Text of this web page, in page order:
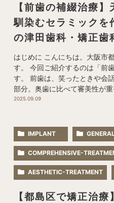
【前歯の補綴治療
馴染むセラミックを
の津田歯科・矯正歯
はじめに こんにちは。大阪市
す。 今回ご紹介するのは「前
す。 前歯は、笑ったときや会
部分。奥歯に比べて審美性が
2025.09.09
IMPLANT
COMPREHENSIVE-
AESTHETIC-TREATMENT
【都島区で矯正治